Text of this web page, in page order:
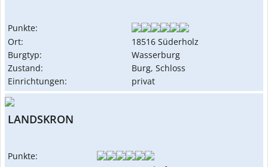
Punkte:
Ort:
18516 Süderholz
Burgtyp:
Wasserburg
Zustand:
Burg, Schloss
Einrichtungen:
privat
LANDSKRON
Punkte: